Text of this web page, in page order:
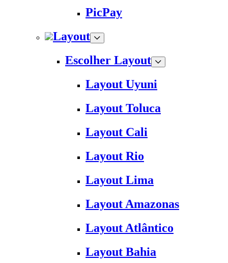
PicPay
Layout
Escolher Layout
Layout Uyuni
Layout Toluca
Layout Cali
Layout Rio
Layout Lima
Layout Amazonas
Layout Atlântico
Layout Bahia